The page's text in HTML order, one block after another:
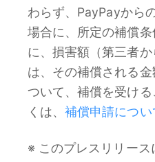
わらず、PayPayから
場合に、所定の補償
に、損害額（第三者
は、その補償される
ついて、補償を受け
くは、補償申請につい
※ このプレスリリー